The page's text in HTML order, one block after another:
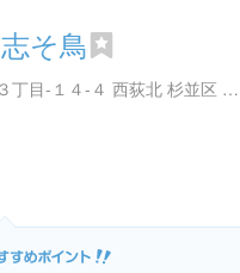
志そ鳥
３丁目-１４-４ 西荻北 杉並区 東京都 日本